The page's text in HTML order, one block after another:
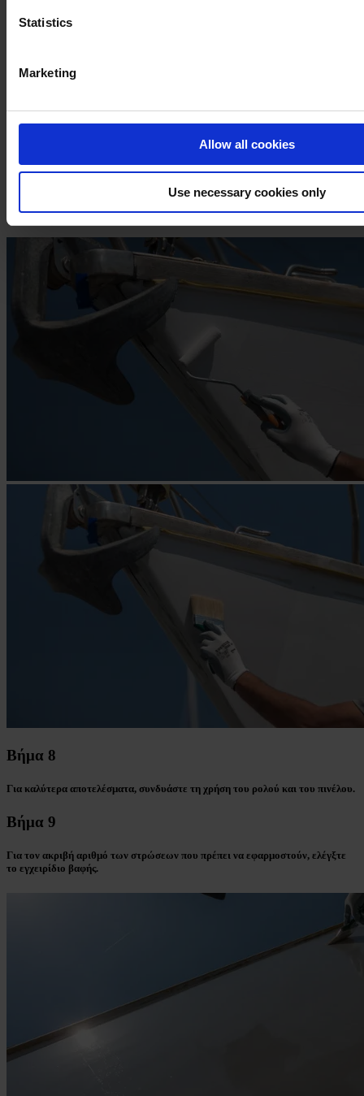
Statistics
Marketing
Allow all cookies
Use necessary cookies only
Βήμα 7
Εφαρμόστε τη βαφή της τελικής επίστρωσης στο σκάφος σας.
Βήμα 8
Για καλύτερα αποτελέσματα, συνδυάστε τη χρήση του ρολού και του πινέλου.
Βήμα 9
Για τον ακριβή αριθμό των στρώσεων που πρέπει να εφαρμοστούν, ελέγξτε
το εγχειρίδιο βαφής.